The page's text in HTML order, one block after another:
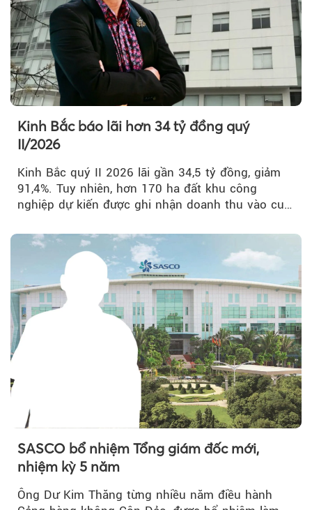
Kinh Bắc báo lãi hơn 34 tỷ đồng quý
II/2026
Kinh Bắc quý II 2026 lãi gần 34,5 tỷ đồng, giảm
91,4%. Tuy nhiên, hơn 170 ha đất khu công
nghiệp dự kiến được ghi nhận doanh thu vào cuối
SASCO bổ nhiệm Tổng giám đốc mới,
nhiệm kỳ 5 năm
Ông Dư Kim Thăng từng nhiều năm điều hành